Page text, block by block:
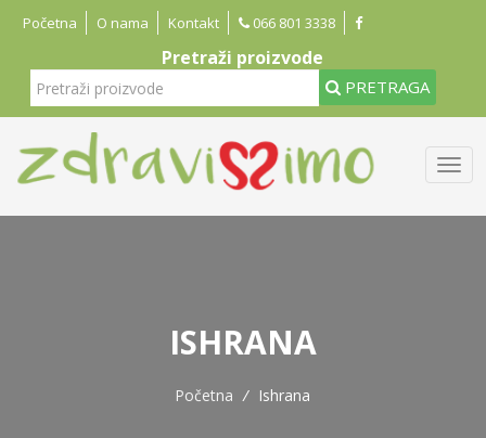
Početna O nama Kontakt 066 801 3338
Pretraži proizvode
PRETRAGA
ISHRANA
Početna / Ishrana